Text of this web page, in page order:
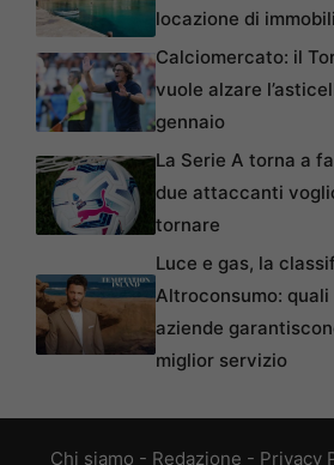
locazione di immobili
Calciomercato: il
vuole alzare
gennaio
La Serie A torna a
due attaccanti
tornare
Luce e gas, la
Altroconsumo: quali
aziende
miglior servizio
Chi siamo - Redazione - Privacy